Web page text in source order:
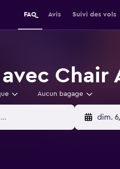
FAQ Avis Suivi des vols
Chair
Aucun bagage
dim.